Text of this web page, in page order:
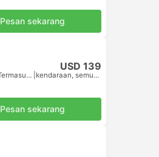
Pesan sekarang
USD 139
Termasuk pajak kendaraan, semua termasuk.
Pesan sekarang